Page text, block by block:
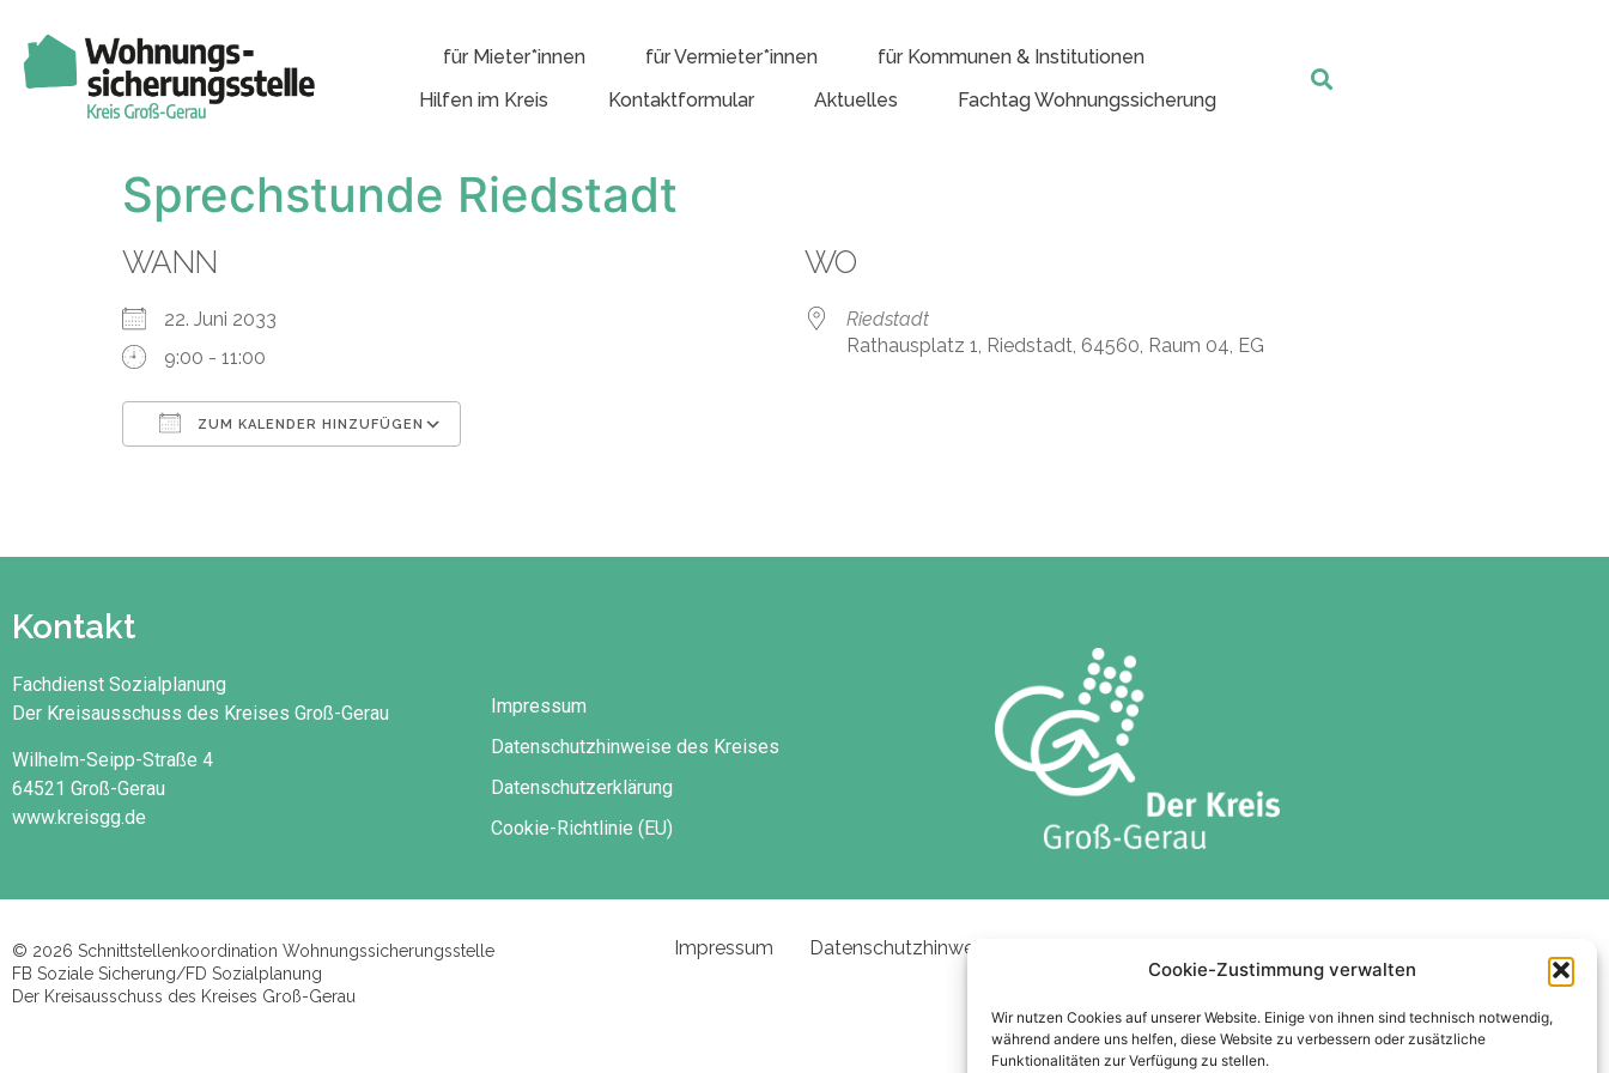
Cookie-Zustimmung verwalten
Wir nutzen Cookies auf unserer Website. Einige von ihnen sind technisch notwendig,
während andere uns helfen, diese Website zu verbessern oder zusätzliche
Funktionalitäten zur Verfügung zu stellen.
für Mieter*innen für Vermieter*innen
für Kommunen & Institutionen
Hilfen im Kreis
Kontaktformular Aktuelles Fachtag Wohnungssicherung
Sprechstunde Riedstadt
WANN
22. Juni 2033
9:00 - 11:00
ZUM KALENDER HINZUFÜGEN
WO
Riedstadt
Rathausplatz 1, Riedstadt, 64560, Raum 04, EG
Kontakt
Fachdienst Sozialplanung
Der Kreisausschuss des Kreises Groß-Gerau
Wilhelm-Seipp-Straße 4
64521 Groß-Gerau
www.kreisgg.de
Impressum
Datenschutzhinweise des Kreises
Datenschutzerklärung
Cookie-Richtlinie (EU)
© 2026 Schnittstellenkoordination Wohnungssicherungsstelle
FB Soziale Sicherung/FD Sozialplanung
Der Kreisausschuss des Kreises Groß-Gerau
Impressum Datenschutzhinweise des Kreises